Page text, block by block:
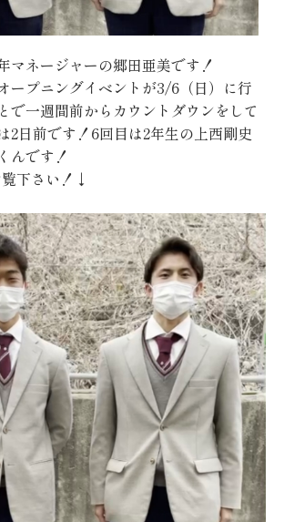
マネージャーの郷田亜美です！
ープニングイベントが3/6（日）に行
で一週間前からカウントダウンをして
2日前です！6回目は2年生の上西剛史
んです！
下さい！↓